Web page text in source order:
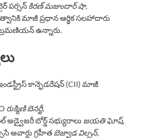
పర్సన్ కిరణ్ మజుందార్ షా,
మాజీ ప్రధాన ఆర్థిక సలహాదారు
ఉన్నారు.
కాన్ఫెడరేషన్ (CII) మాజీ
రుక్మిణి బెనర్జీ,
అడ్వైజరీ బోర్డ్ సభ్యురాలు జయతి ఘోష్,
అవార్డు గ్రహీత బెజ్వాడ విల్సన్,